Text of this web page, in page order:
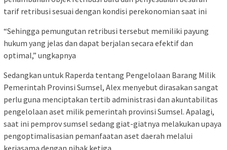
tarif retribusi sesuai dengan kondisi perekonomian saat ini
“Sehingga pemungutan retribusi tersebut memiliki payung
hukum yang jelas dan dapat berjalan secara efektif dan
optimal,” ungkapnya
Sedangkan untuk Raperda tentang Pengelolaan Barang Milik
Pemerintah Provinsi Sumsel, Alex menyebut dirasakan sangat
perlu guna menciptakan tertib administrasi dan akuntabilitas
pengelolaan aset milik pemerintah provinsi Sumsel. Apalagi,
saat ini pemprov sumsel sedang giat-giatnya melakukan upaya
pengoptimalisasian pemanfaatan aset daerah melalui
kerjasama dengan pihak ketiga.